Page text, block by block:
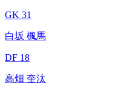
GK 31
白坂 楓馬
DF 18
高畑 奎汰